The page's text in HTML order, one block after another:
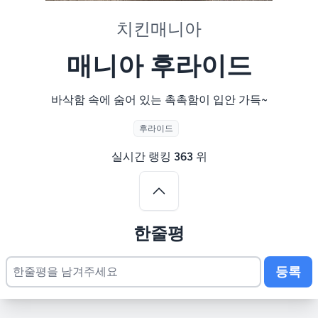
치킨매니아
매니아 후라이드
바삭함 속에 숨어 있는 촉촉함이 입안 가득~
후라이드
실시간 랭킹 363 위
한줄평
등록